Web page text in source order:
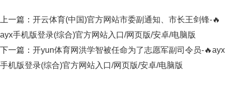
上一篇： 开云体育(中国)官方网站市委副通知、市长王剑锋-🔥
ayx手机版登录(综合)官方网站入口/网页版/安卓/电脑版
下一篇： 开yun体育网洪学智被任命为了志愿军副司令员-🔥ayx
手机版登录(综合)官方网站入口/网页版/安卓/电脑版